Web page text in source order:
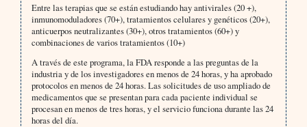
Entre las terapias que se están estudiando hay antivirales (20 +),
inmunomoduladores (70+), tratamientos celulares y genéticos (20+),
anticuerpos neutralizantes (30+), otros tratamientos (60+) y
combinaciones de varios tratamientos (10+)
A través de este programa, la FDA responde a las preguntas de la
industria y de los investigadores en menos de 24 horas, y ha aprobado
protocolos en menos de 24 horas. Las solicitudes de uso ampliado de
medicamentos que se presentan para cada paciente individual se
procesan en menos de tres horas, y el servicio funciona durante las 24
horas del día.